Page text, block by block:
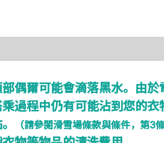
偶爾可能會滴落黑水。由
過程中仍有可能沾到您的衣
（請參閱滑雪場條款與條件，第3